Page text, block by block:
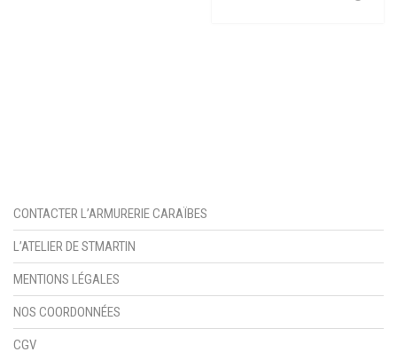
CONTACTER L’ARMURERIE CARAÏBES
L’ATELIER DE STMARTIN
MENTIONS LÉGALES
NOS COORDONNÉES
CGV